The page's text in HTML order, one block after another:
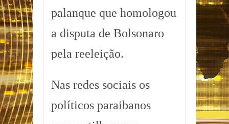
palanque que homologou
a disputa de Bolsonaro
pela reeleição.
Nas redes sociais os
políticos paraibanos